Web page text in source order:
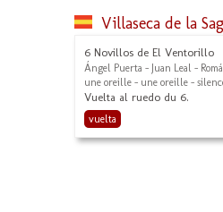
Villaseca de la
6 Novillos de El Ventorillo
Ángel Puerta - Juan Leal -
une oreille - une oreille -
Vuelta al ruedo du 6.
vuelta